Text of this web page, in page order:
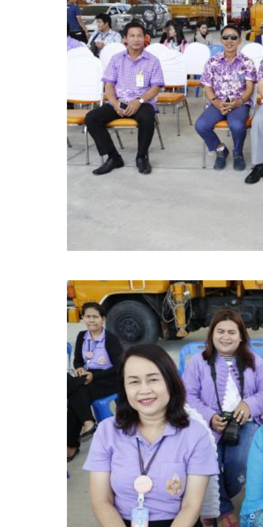
รายงานผู้ใช้บริการกล้อง CCTV
ข้อมูลการเลือกตั้ง
นโยบายคุ้มครองข้อมูลส่วนบุคคล
ผลงาน
มาตรฐานกำหนดตำแหน่ง
ประกาศแผนการจัดซื้อจัดจ้าง
ประกาศแผนการจัดหาพัสดุ
รายงานผลการจัดซื้อจัดจ้างประจำปีงบประมาณ
สรุปผลการดำเนินงานจัดซื้อจัดจ้างในรอบเดือน (สข
ประกาศผู้ชนะการเสนอราคา
ประกาศราคากลาง
ประกาศเชิญชวนประกวดราคา (e-bidding)
ยกเลิกประกาศเชิญชวน
ยกเลิกประกาศผู้ชนะ
เปลี่ยนแปลงประกาศผู้ชนะ